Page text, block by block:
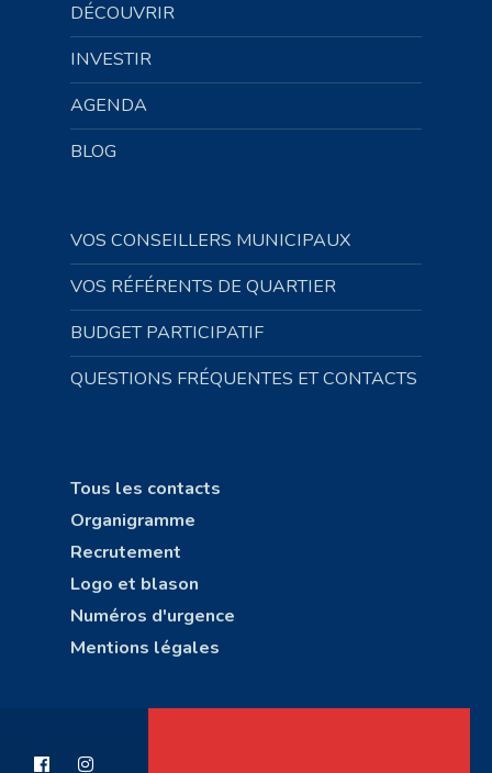
DÉCOUVRIR
INVESTIR
AGENDA
BLOG
VOS CONSEILLERS MUNICIPAUX
VOS RÉFÉRENTS DE QUARTIER
BUDGET PARTICIPATIF
QUESTIONS FRÉQUENTES ET CONTACTS
Tous les contacts
Organigramme
Recrutement
Logo et blason
Numéros d'urgence
Mentions légales